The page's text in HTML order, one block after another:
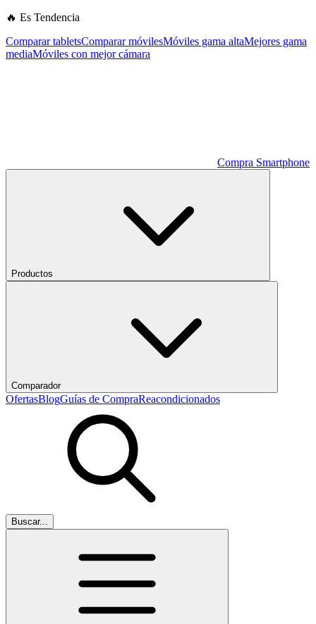
🔥 Es Tendencia
Comparar tabletsComparar móvilesMóviles gama altaMejores gama
mediaMóviles con mejor cámara
Compra Smartphone
Productos
Comparador
OfertasBlogGuías de CompraReacondicionados
Buscar...